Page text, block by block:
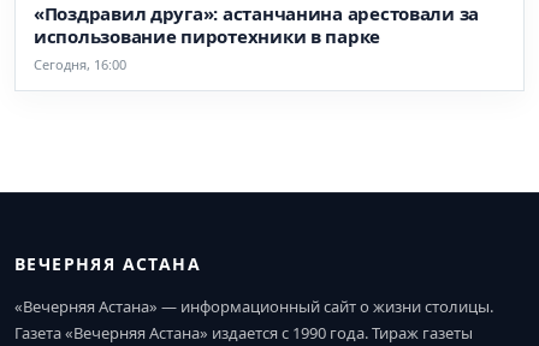
«Поздравил друга»: астанчанина арестовали за
использование пиротехники в парке
Сегодня, 16:00
ВЕЧЕРНЯЯ АСТАНА
«Вечерняя Астана» — информационный сайт о жизни столицы.
Газета «Вечерняя Астана» издается с 1990 года. Тираж газеты